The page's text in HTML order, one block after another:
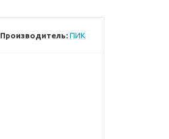
Производитель: ПИК